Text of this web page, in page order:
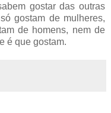
gostar das outras
gostam de mulheres,
de homens, nem de
é que gostam.